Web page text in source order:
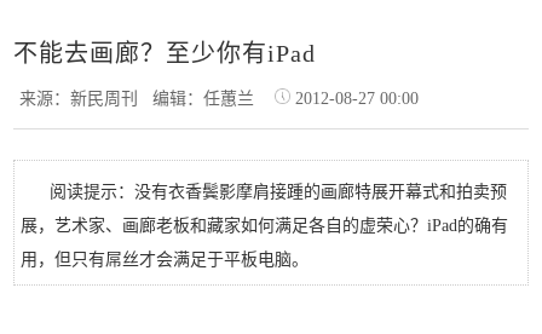
不能去画廊？至少你有iPad
来源：新民周刊编辑：任蕙兰 2012-08-27 00:00
阅读提示：没有衣香鬓影摩肩接踵的画廊特展开幕式和拍卖预
展，艺术家、画廊老板和藏家如何满足各自的虚荣心？iPad的确有
用，但只有屌丝才会满足于平板电脑。